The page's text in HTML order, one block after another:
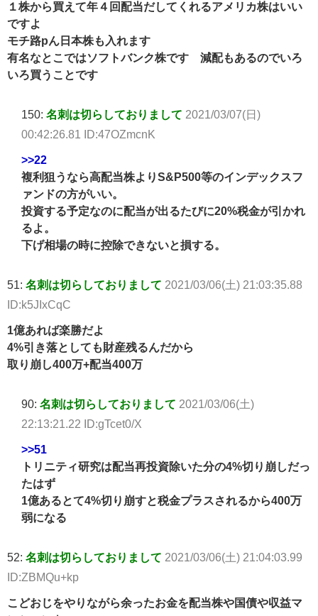
１株から買えて年４回配当だしてくれるアメリカ株はいい
ですよ
モチ路pん日本株も入れます
有名なとこではソフトバンク株です 減配もあるのでいろ
いろ買うことです
150: 名刺は切らしておりまして 2021/03/07(日)
00:42:26.81 ID:47OZmcnK
>>22
複利狙うなら高配当株よりS&P500等のインデックスフ
ァンドの方がいい。
投資する予定なのに配当が出るたびに20%税金が引かれ
るよ。
下げ相場の時に控除できないと損する。
51: 名刺は切らしておりまして 2021/03/06(土) 21:03:35.88
ID:k5JIxCqC
1億あれば楽勝だよ
4%引き落としても財産残るんだから
取り崩し400万+配当400万
90: 名刺は切らしておりまして 2021/03/06(土)
22:13:21.22 ID:gTcet0/X
>>51
トリニティ研究は配当再投資除いた分の4%切り崩しだっ
たはず
1億あるとて4%切り崩すと税金プラスされるから400万
弱になる
52: 名刺は切らしておりまして 2021/03/06(土) 21:04:03.99
ID:ZBMQu+kp
こどおじをやりながら余ったお金を配当株や国債や収益マ